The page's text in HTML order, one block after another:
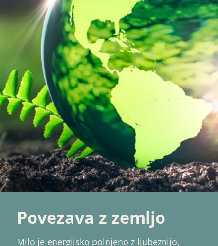
Povezava z zemljo
Milo je energijsko polnjeno z ljubeznijo,